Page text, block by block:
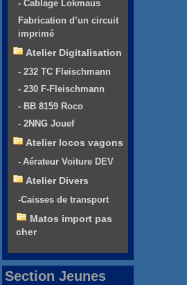
- Cablage Lokmaus
Fabrication d’un circuit
imprimé
Atelier Digitalisation
- 232 TC Fleischmann
- 230 F-Fleischmann
- BB 8159 Roco
- 2NNG Jouef
Atelier locos vagons
- Aérateur Voiture DEV
Atelier Divers
-Caisses de transport
Matos import pas
cher
Section Jeunes